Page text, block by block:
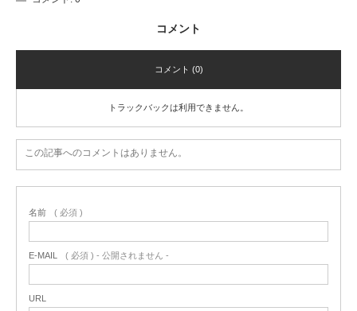
コメント
コメント (0)
トラックバックは利用できません。
この記事へのコメントはありません。
名前 ( 必須 )
E-MAIL ( 必須 ) - 公開されません -
URL